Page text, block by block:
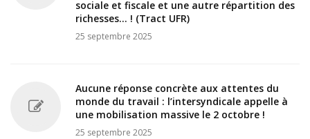
sociale et fiscale et une autre répartition des
richesses... ! (Tract UFR)
25 septembre 2025
Aucune réponse concrète aux attentes du
monde du travail : l’intersyndicale appelle à
une mobilisation massive le 2 octobre !
25 septembre 2025